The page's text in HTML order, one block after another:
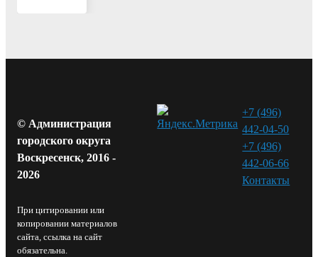
© Администрация
городского округа
Воскресенск, 2016 -
2026
При цитировании или
копировании материалов
сайта, ссылка на сайт
обязательна.
+7 (496)
442-04-50
+7 (496)
442-06-66
Контакты⁠